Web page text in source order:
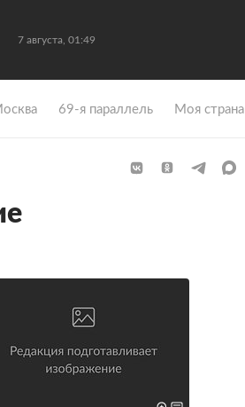
7 августа, 01:49
69-я параллель Моя страна